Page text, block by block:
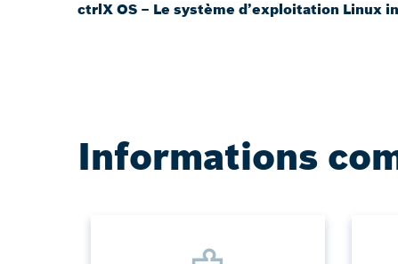
ctrlX OS – Le système d’exploitation Linux
Informations